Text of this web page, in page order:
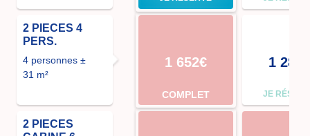
2 PIECES 4
PERS.
4 personnes ±
31 m²
2 PIECES
1 652€
COMPLET
1 288€
JE